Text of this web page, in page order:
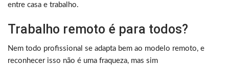
entre casa e trabalho.
Trabalho remoto é para todos?
Nem todo profissional se adapta bem ao modelo remoto, e
reconhecer isso não é uma fraqueza, mas sim